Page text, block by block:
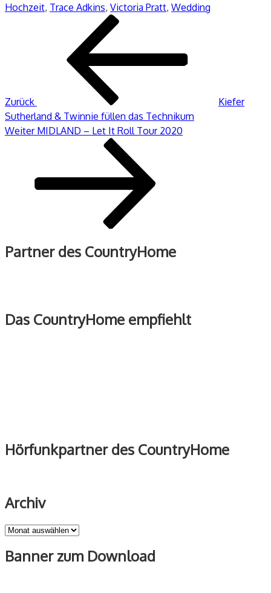
Hochzeit, Trace Adkins, Victoria Pratt, Wedding
Beitragsnavigation
Zurück
Kiefer
Sutherland & Twinnie füllen das Technikum
Nächster
Weiter MIDLAND – Let It Roll Tour 2020
Partner des CountryHome
Das CountryHome empfiehlt
Hörfunkpartner des CountryHome
Archiv
Archiv
Banner zum Download